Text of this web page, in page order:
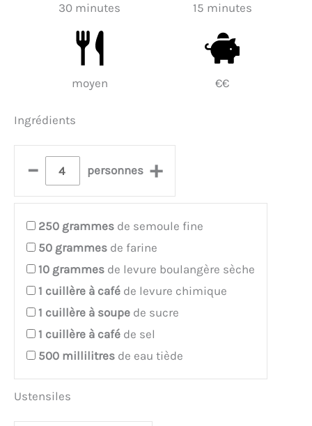
30 minutes 15 minutes
moyen €€
Ingrédients
– personnes +
250 grammes de semoule fine
50 grammes de farine
10 grammes de levure boulangère sèche
1 cuillère à café de levure chimique
1 cuillère à soupe de sucre
1 cuillère à café de sel
500 millilitres de eau tiède
Ustensiles